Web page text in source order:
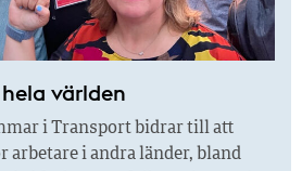
världen
i Transport bidrar till att
arbetare i andra länder, bland